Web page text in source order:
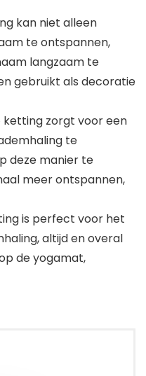
kan niet alleen
te ontspannen,
langzaam te
gebruikt als decoratie
ketting zorgt voor een
te
deze manier te
meer ontspannen,
is perfect voor het
altijd en overal
de yogamat,